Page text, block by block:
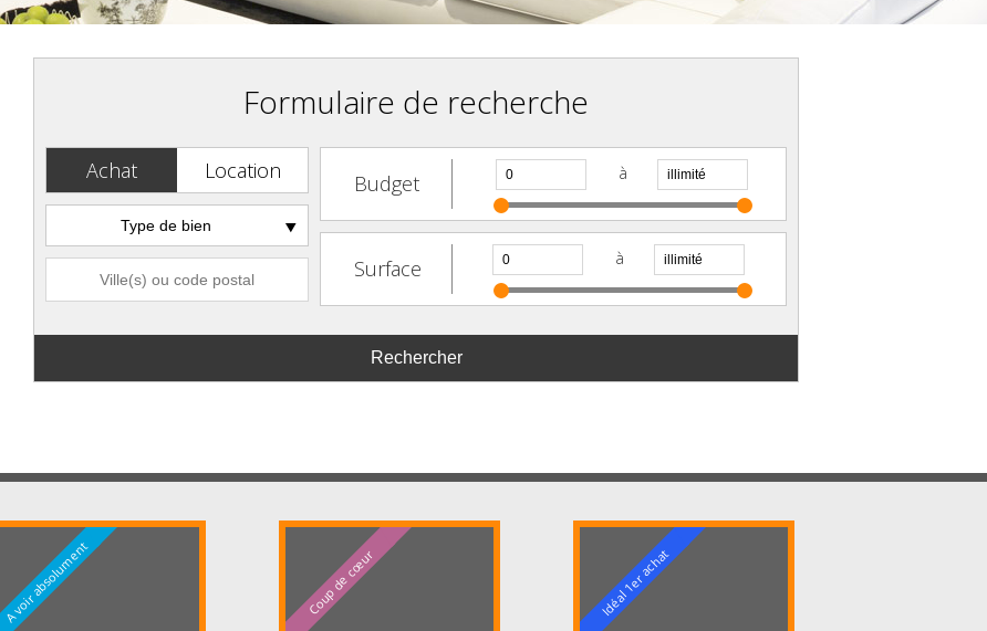
Formulaire de recherche
Achat Location
Type de bien
Budget à
Surface à
A voir absolument Coup de cœur Idéal 1er achat